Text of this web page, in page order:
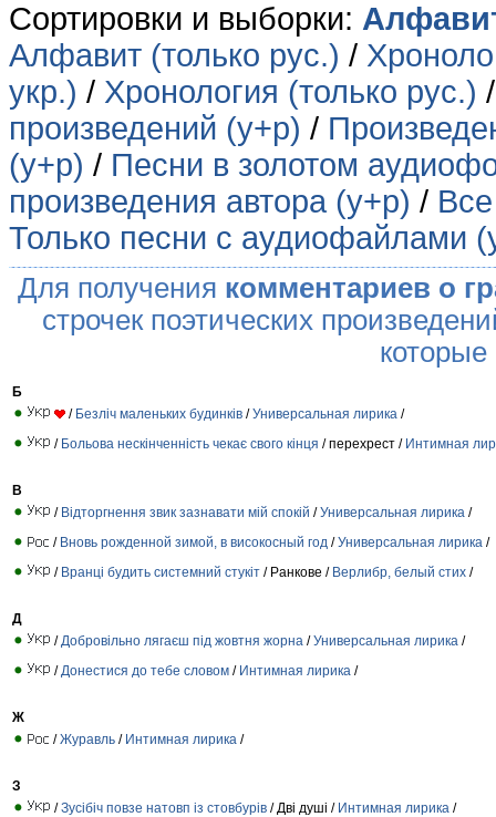
Сортировки и выборки:
Алфавит (только рус.) /
укр.) / Хронология (только рус.)
произведений (у+р) /
(у+р) / Песни в золотом
произведения автора (у+р) /
Только песни с аудиофайлами
Для получения комментариев о
строчек поэтических
Б
/ Безліч маленьких будинків /Универсальная лирика /
/ Больова нескінченність чекає свого кінця / перехрест / Интимная
В
/ Відторгнення звик зазнавати мій спокій /Универсальная лирика /
/ Вновь рожденной зимой, в високосный год /Универсальная лирика /
/ Вранці будить системний стукіт / Ранкове / Верлибр, белый стих /
Д
/ Добровільно лягаєш під жовтня жорна /Универсальная лирика /
/ Донестися до тебе словом / Интимная лирика /
Ж
/Журавль / Интимная лирика /
З
/Зусібіч повзе натовп із стовбурів / Дві душі / Интимная лирика /